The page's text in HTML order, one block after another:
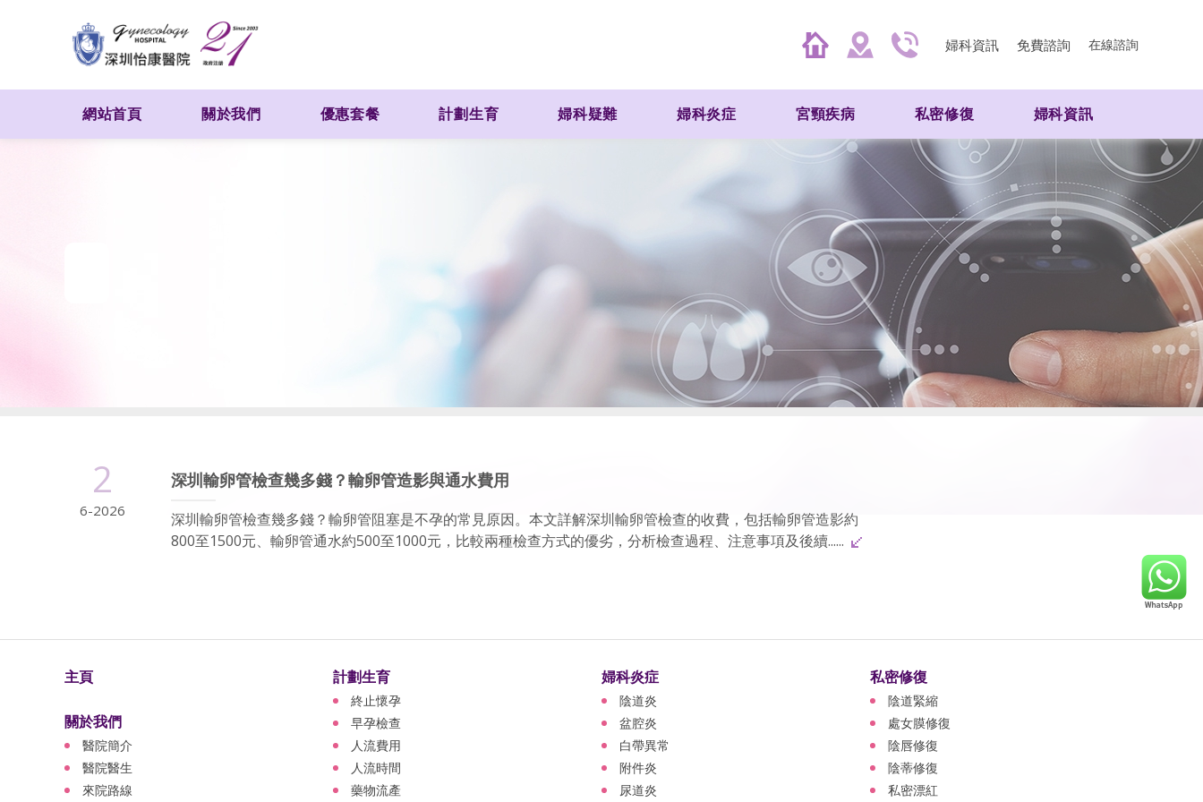
婦科資訊 免費諮詢 在線諮詢
網站首頁 關於我們 優惠套餐 計劃生育 婦科疑難 婦科炎症 宮頸疾病 私密修復 婦科資訊
2
6-2026
深圳輸卵管檢查幾多錢？輸卵管造影與通水費用
深圳輸卵管檢查幾多錢？輸卵管阻塞是不孕的常見原因。本文詳解深圳輸卵管檢查的收費，包括輸卵管造影約
800至1500元、輸卵管通水約500至1000元，比較兩種檢查方式的優劣，分析檢查過程、注意事項及後續......
主頁
關於我們
醫院簡介
醫院醫生
來院路線
計劃生育
終止懷孕
早孕檢查
人流費用
人流時間
藥物流產
婦科炎症
陰道炎
盆腔炎
白帶異常
附件炎
尿道炎
私密修復
陰道緊縮
處女膜修復
陰唇修復
陰蒂修復
私密漂紅